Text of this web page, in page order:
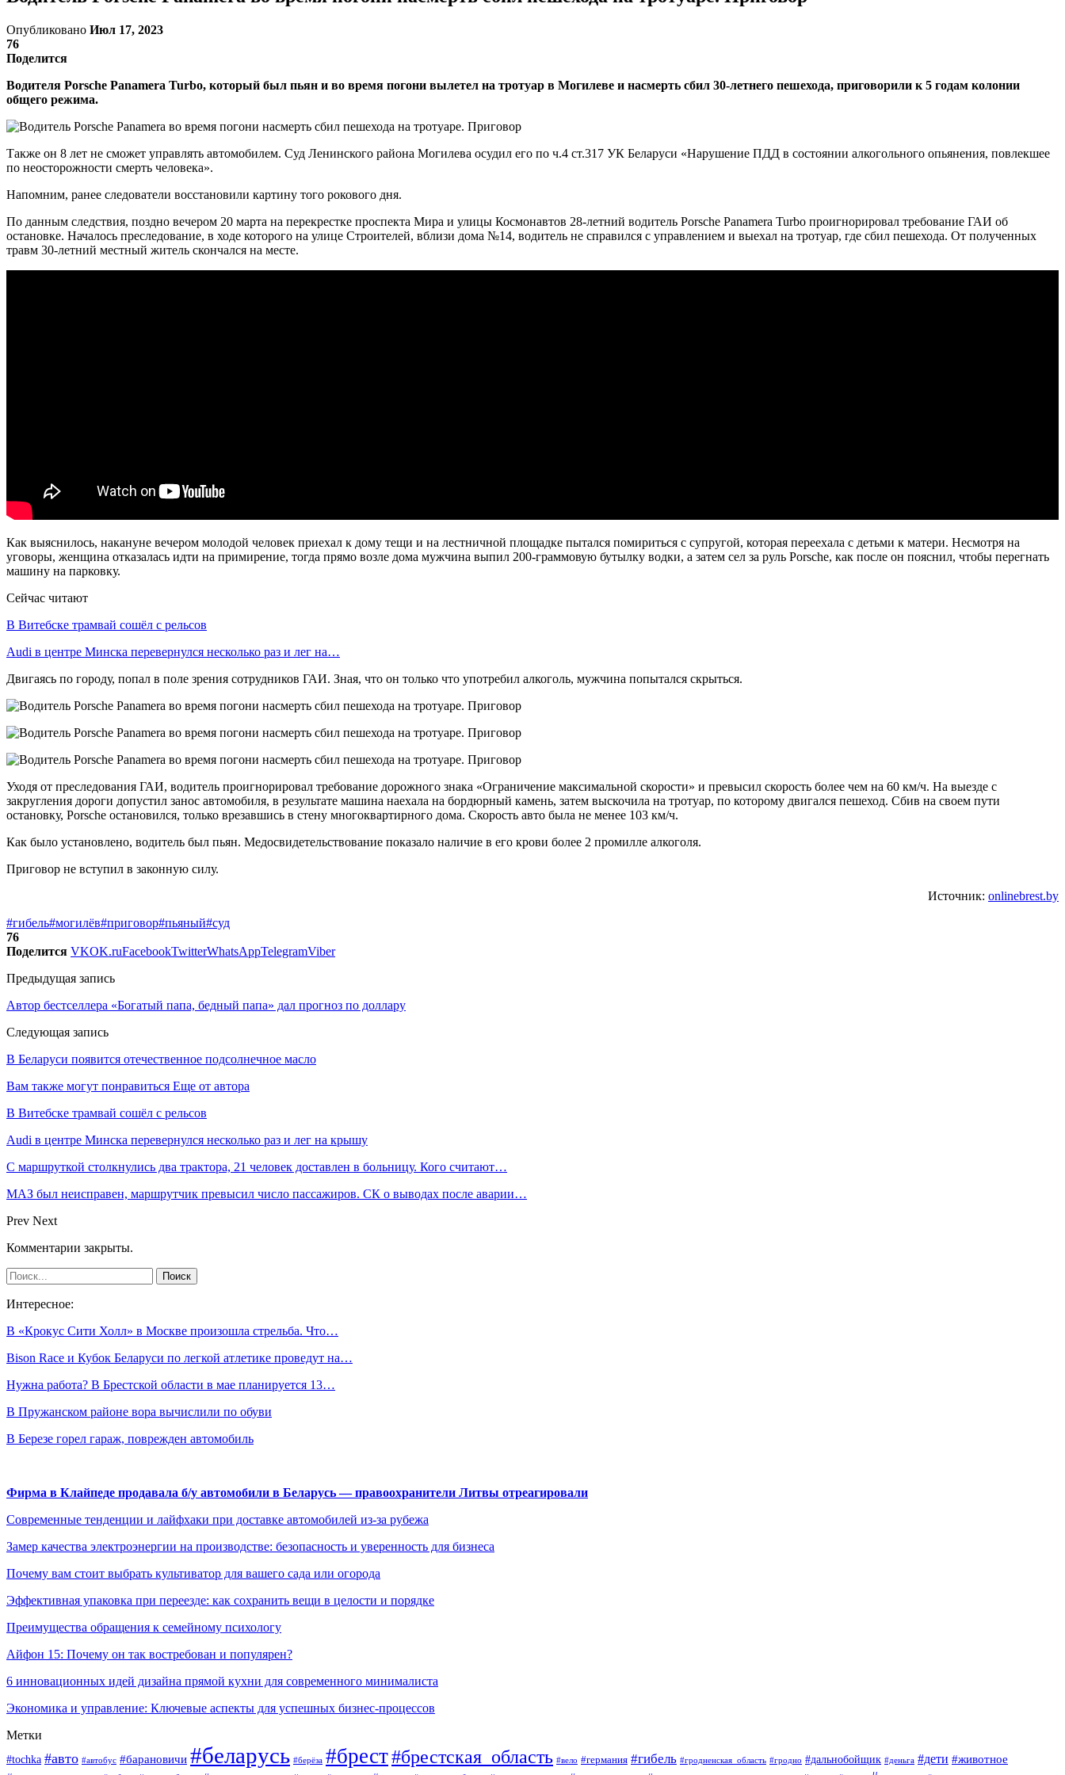
Опубликовано Июл 17, 2023
76
Поделится
Водителя Porsche Panamera Turbo, который был пьян и во время погони вылетел на тротуар в Могилеве и насмерть сбил 30-летнего пешехода, приговорили к 5 годам колонии
общего режима.
Также он 8 лет не сможет управлять автомобилем. Суд Ленинского района Могилева осудил его по ч.4 ст.317 УК Беларуси «Нарушение ПДД в состоянии алкогольного опьянения, повлекшее
по неосторожности смерть человека».
Напомним, ранее следователи восстановили картину того рокового дня.
По данным следствия, поздно вечером 20 марта на перекрестке проспекта Мира и улицы Космонавтов 28-летний водитель Porsche Panamera Turbo проигнорировал требование ГАИ об
остановке. Началось преследование, в ходе которого на улице Строителей, вблизи дома №14, водитель не справился с управлением и выехал на тротуар, где сбил пешехода. От полученных
травм 30-летний местный житель скончался на месте.
Как выяснилось, накануне вечером молодой человек приехал к дому тещи и на лестничной площадке пытался помириться с супругой, которая переехала с детьми к матери. Несмотря на
уговоры, женщина отказалась идти на примирение, тогда прямо возле дома мужчина выпил 200-граммовую бутылку водки, а затем сел за руль Porsche, как после он пояснил, чтобы перегнать
машину на парковку.
Сейчас читают
В Витебске трамвай сошёл с рельсов
Audi в центре Минска перевернулся несколько раз и лег на…
Двигаясь по городу, попал в поле зрения сотрудников ГАИ. Зная, что он только что употребил алкоголь, мужчина попытался скрыться.
Уходя от преследования ГАИ, водитель проигнорировал требование дорожного знака «Ограничение максимальной скорости» и превысил скорость более чем на 60 км/ч. На выезде с
закругления дороги допустил занос автомобиля, в результате машина наехала на бордюрный камень, затем выскочила на тротуар, по которому двигался пешеход. Сбив на своем пути
остановку, Porsche остановился, только врезавшись в стену многоквартирного дома. Скорость авто была не менее 103 км/ч.
Как было установлено, водитель был пьян. Медосвидетельствование показало наличие в его крови более 2 промилле алкоголя.
Приговор не вступил в законную силу.
Источник: onlinebrest.by
#гибель#могилёв#приговор#пьяный#суд
76
Поделится VKOK.ruFacebookTwitterWhatsAppTelegramViber
Предыдущая запись
Автор бестселлера «Богатый папа, бедный папа» дал прогноз по доллару
Следующая запись
В Беларуси появится отечественное подсолнечное масло
Вам также могут понравиться Еще от автора
В Витебске трамвай сошёл с рельсов
Audi в центре Минска перевернулся несколько раз и лег на крышу
С маршруткой столкнулись два трактора, 21 человек доставлен в больницу. Кого считают…
МАЗ был неисправен, маршрутчик превысил число пассажиров. СК о выводах после аварии…
Prev Next
Комментарии закрыты.
Интересное:
В «Крокус Сити Холл» в Москве произошла стрельба. Что…
Bison Race и Кубок Беларуси по легкой атлетике проведут на…
Нужна работа? В Брестской области в мае планируется 13…
В Пружанском районе вора вычислили по обуви
В Березе горел гараж, поврежден автомобиль
Фирма в Клайпеде продавала б/у автомобили в Беларусь — правоохранители Литвы отреагировали
Современные тенденции и лайфхаки при доставке автомобилей из-за рубежа
Замер качества электроэнергии на производстве: безопасность и уверенность для бизнеса
Почему вам стоит выбрать культиватор для вашего сада или огорода
Эффективная упаковка при переезде: как сохранить вещи в целости и порядке
Преимущества обращения к семейному психологу
Айфон 15: Почему он так востребован и популярен?
6 инновационных идей дизайна прямой кухни для современного минималиста
Экономика и управление: Ключевые аспекты для успешных бизнес-процессов
Метки
#tochka #авто #автобус #барановичи #беларусь #берёза #брест#брестская_область #вело #германия #гибель #гродненская_область #гродно #дальнобойщик #деньга #дети #животное